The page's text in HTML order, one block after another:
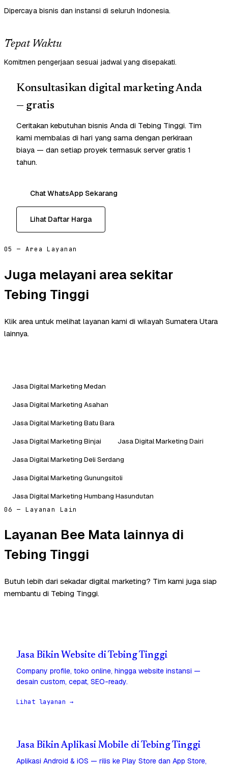
Dipercaya bisnis dan instansi di seluruh Indonesia.
Tepat Waktu
Komitmen pengerjaan sesuai jadwal yang disepakati.
Konsultasikan digital marketing Anda
— gratis
Ceritakan kebutuhan bisnis Anda di Tebing Tinggi. Tim
kami membalas di hari yang sama dengan perkiraan
biaya — dan setiap proyek termasuk server gratis 1
tahun.
Chat WhatsApp Sekarang
Lihat Daftar Harga
05 — Area Layanan
Juga melayani area sekitar
Tebing Tinggi
Klik area untuk melihat layanan kami di wilayah Sumatera Utara
lainnya.
Jasa Digital Marketing Medan
Jasa Digital Marketing Asahan
Jasa Digital Marketing Batu Bara
Jasa Digital Marketing Binjai
Jasa Digital Marketing Dairi
Jasa Digital Marketing Deli Serdang
Jasa Digital Marketing Gunungsitoli
Jasa Digital Marketing Humbang Hasundutan
06 — Layanan Lain
Layanan Bee Mata lainnya di
Tebing Tinggi
Butuh lebih dari sekadar digital marketing? Tim kami juga siap
membantu di Tebing Tinggi.
Jasa Bikin Website di Tebing Tinggi
Company profile, toko online, hingga website instansi —
desain custom, cepat, SEO-ready.
Lihat layanan →
Jasa Bikin Aplikasi Mobile di Tebing Tinggi
Aplikasi Android & iOS — rilis ke Play Store dan App Store,